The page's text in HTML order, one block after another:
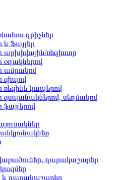
գրիչներ
Ֆայլեր
ռեգիստր
ամրակով
զիպով
կապերով
սեղմակով
դարակաշարեր
դարակաշարեր